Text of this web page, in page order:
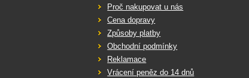
Proč nakupovat u nás
Cena dopravy
Způsoby platby
Obchodní podmínky
Reklamace
Vrácení peněz do 14 dnů